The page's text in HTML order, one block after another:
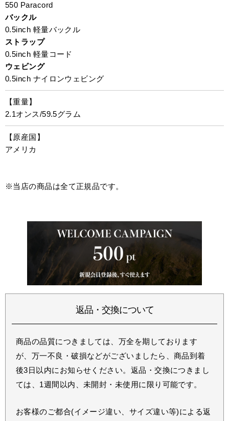
550 Paracord
バックル
0.5inch 軽量バックル
ストラップ
0.5inch 軽量コード
ウェビング
0.5inch ナイロンウェビング
【重量】
2.1オンス/59.5グラム
【原産国】
アメリカ
※当店の商品は全て正規品です。
返品・交換について
商品の品質につきましては、万全を期しております
が、万一不良・破損などがございましたら、商品到着
後3日以内にお知らせください。返品・交換につきまし
ては、1週間以内、未開封・未使用に限り可能です。
お客様のご都合(イメージ違い、サイズ違い等)による返